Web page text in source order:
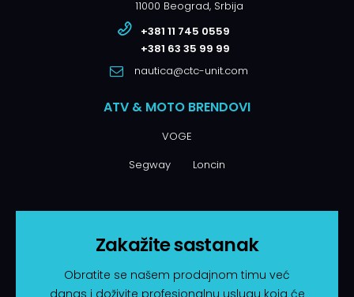
11000 Beograd, Srbija
+381 11 745 0559
+381 63 35 99 99
nautica@ctc-unit.com
ATV & MOTO BRENDOVI
VOGE
Segway Loncin
Zakažite sastanak
Obratite se našem prodajnom timu već
danas i doživite profesionalnu uslugu koja će